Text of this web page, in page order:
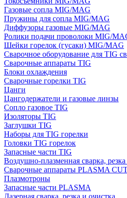
Газовые сопла MIG/MAG
Пружины для сопла MIG/MAG
Диффузоры газовые MIG/MAG
Ролики подачи проволоки MIG/
Шейки горелок (гусаки) MIG/MAG
Сварочное оборудование для TIG
Сварочные аппараты TIG
Блоки охлаждения
Сварочные горелки TIG
Цанги
Цангодержатели и газовые линзы
Сопло газовое TIG
Изоляторы TIG
Заглушки TIG
Наборы для TIG горелки
Головки TIG горелок
Запасные части TIG
Воздушно-плазменная сварка,
Сварочные аппараты PLASMA
Плазмотроны
Запасные части PLASMA
Лазерная сварка, резка и очистка